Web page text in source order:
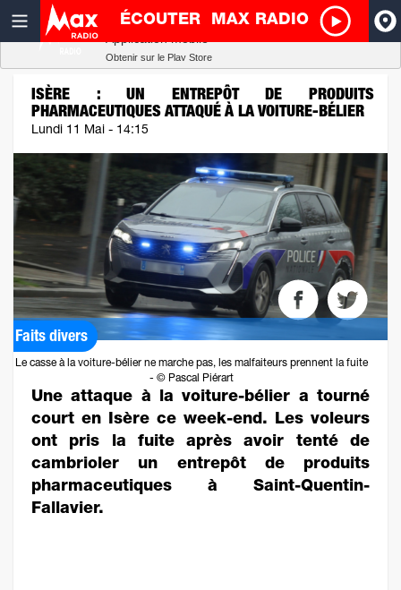
ÉCOUTER MAX RADIO
ISÈRE : UN ENTREPÔT DE PRODUITS
PHARMACEUTIQUES ATTAQUÉ À LA VOITURE-BÉLIER
Lundi 11 Mai - 14:15
Faits divers
Le casse à la voiture-bélier ne marche pas, les malfaiteurs prennent la fuite
- © Pascal Piérart
Une attaque à la voiture-bélier a tourné
court en Isère ce week-end. Les voleurs
ont pris la fuite après avoir tenté de
cambrioler un entrepôt de produits
pharmaceutiques à Saint-Quentin-
Fallavier.
Radio SCOOP
Obtenir sur le Play Store
Télécharger